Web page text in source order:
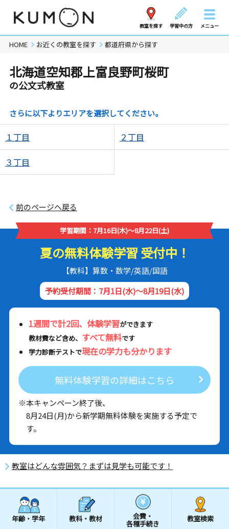
教室を探す 学習中の方 メニュー
HOME お近くの教室を探す 都道府県から探す
北海道空知郡上富良野町桜町
の公文式教室
さらに以下よりエリアを選択してください。
１丁目 ２丁目
３丁目
前のページへ戻る
学習期間：7月16日(木)～8月22日(土)
夏の無料体験学習 受付中！
【教科】算数・数学/英語/国語
予約受付期間：7月1日(水)～8月19日(水)
1週間で計2回、体験学習ができます
教材費など含め、 すべて無料です
学力診断テストで現在の学力も分かります
無料体験学習の詳細はこちら
※本キャンペーン終了後、
8月24日(月)から新学期無料体験を実施する予定で
す。
教室はどんな雰囲気？まずは見学も可能です！
年齢・学年 教科・教材 会費・
各種手続き
教室検索